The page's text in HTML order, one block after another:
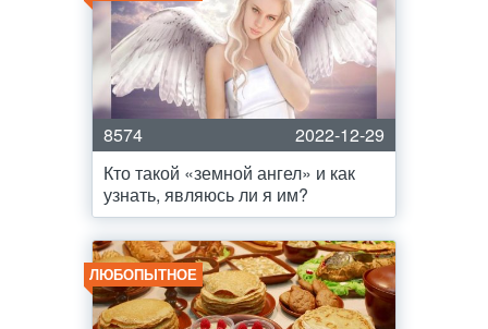
8574
2022-12-29
Кто такой «земной ангел» и как
узнать, являюсь ли я им?
ЛЮБОПЫТНОЕ